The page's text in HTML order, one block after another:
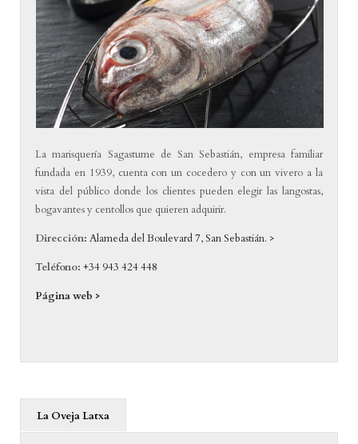
La marisquería Sagastume de San Sebastián, empresa familiar
fundada en 1939, cuenta con un cocedero y con un vivero a la
vista del público donde los clientes pueden elegir las langostas,
bogavantes y centollos que quieren adquirir.
Dirección: Alameda del Boulevard 7, San Sebastián. >
Teléfono:+34 943 424 448
Página web >
La Oveja Latxa